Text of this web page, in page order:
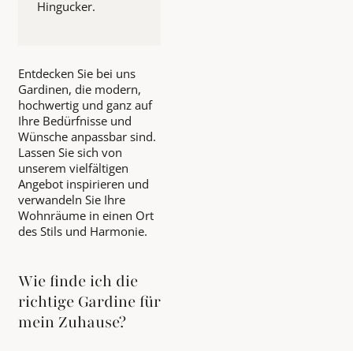
Hingucker.
Entdecken Sie bei uns
Gardinen, die modern,
hochwertig und ganz auf
Ihre Bedürfnisse und
Wünsche anpassbar sind.
Lassen Sie sich von
unserem vielfältigen
Angebot inspirieren und
verwandeln Sie Ihre
Wohnräume in einen Ort
des Stils und Harmonie.
Wie finde ich die
richtige Gardine für
mein Zuhause?